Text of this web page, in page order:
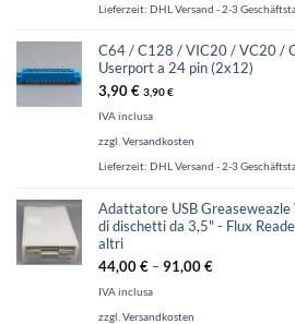
Lieferzeit: DHL Versand - 2-3
C64 / C128 / VIC20 / VC20 /
Userport a 24 pin (2x12)
3,90€ 3,90€
IVA inclusa
zzgl. Versandkosten
Lieferzeit: DHL Versand - 2-3
Adattatore USB
di dischetti da 3,5" - Flux
altri
44,00€ –91,00€
IVA inclusa
zzgl. Versandkosten